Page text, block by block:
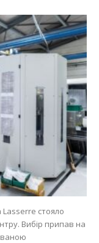
стояло
Вибір припав на